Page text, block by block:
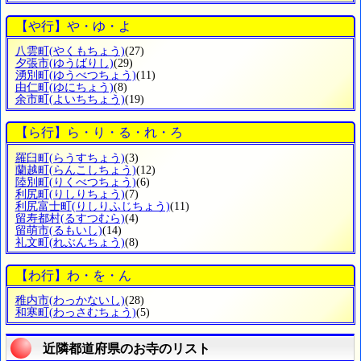
【や行】や・ゆ・よ
八雲町 (やくもちょう)(27)
夕張市(ゆうばりし)(29)
湧別町 (ゆうべつちょう)(11)
由仁町 (ゆにちょう)(8)
余市町 (よいちちょう)(19)
【ら行】ら・り・る・れ・ろ
羅臼町(らうすちょう)(3)
蘭越町(らんこしちょう)(12)
陸別町(りくべつちょう)(6)
利尻町(りしりちょう)(7)
利尻富士町(りしりふじちょう)(11)
留寿都村(るすつむら)(4)
留萌市(るもいし)(14)
礼文町(れぶんちょう)(8)
【わ行】わ・を・ん
稚内市(わっかないし)(28)
和寒町 (わっさむちょう)(5)
近隣都道府県のお寺のリスト